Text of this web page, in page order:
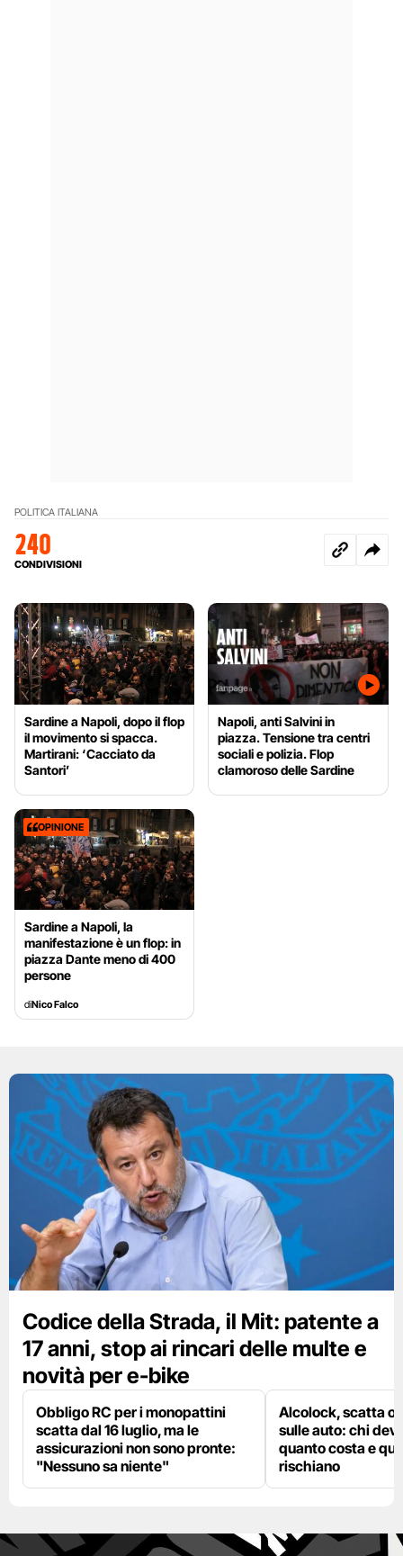
POLITICA ITALIANA
240
CONDIVISIONI
Sardine a Napoli, dopo il flop
il movimento si spacca.
Martirani: ‘Cacciato da
Santori’
Napoli, anti Salvini in
piazza. Tensione tra centri
sociali e polizia. Flop
clamoroso delle Sardine
OPINIONE
Sardine a Napoli, la
manifestazione è un flop: in
piazza Dante meno di 400
persone
diNico Falco
Codice della Strada, il Mit: patente a
17 anni, stop ai rincari delle multe e
novità per e-bike
Obbligo RC per i monopattini
scatta dal 16 luglio, ma le
assicurazioni non sono pronte:
"Nessuno sa niente"
Alcolock, scatta
sulle auto: chi
quanto costa e
rischiano